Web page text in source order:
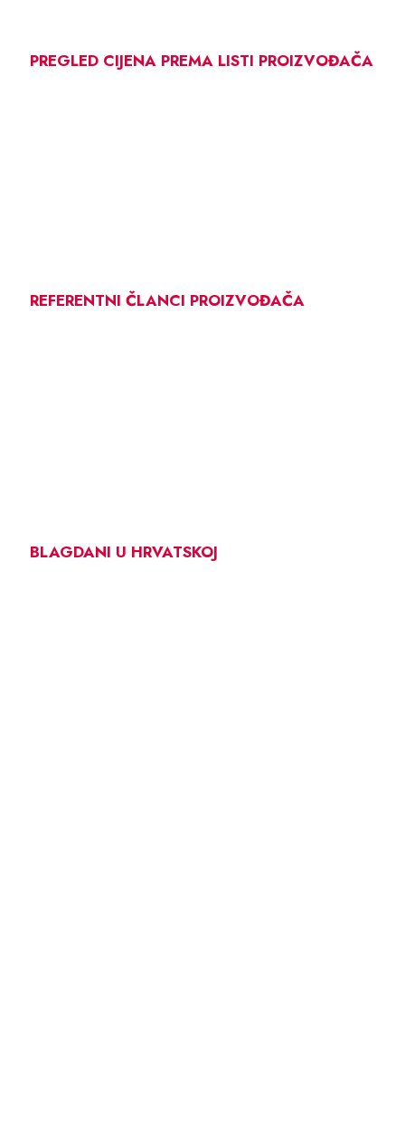
PREGLED CIJENA PREMA LISTI PROIZVOĐAČA
REFERENTNI ČLANCI PROIZVOĐAČA
BLAGDANI U HRVATSKOJ